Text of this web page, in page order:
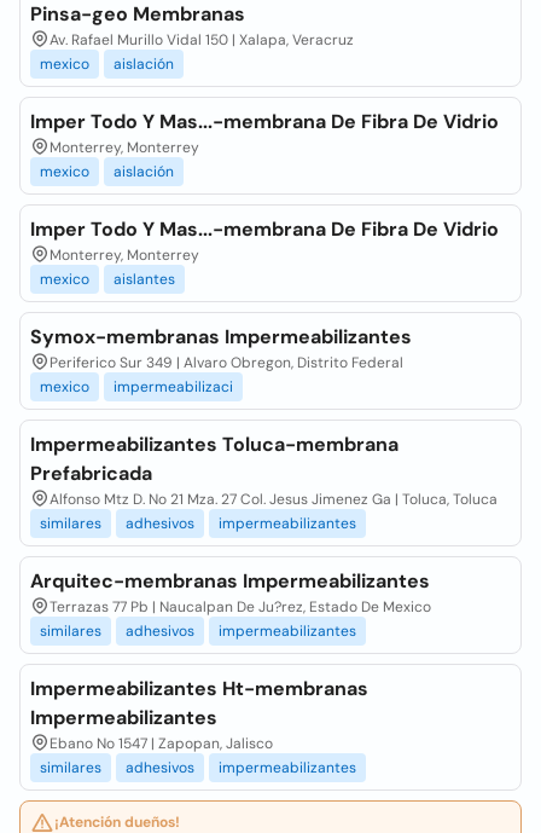
Pinsa-geo Membranas
Av. Rafael Murillo Vidal 150 | Xalapa, Veracruz
mexico
aislación
Imper Todo Y Mas...-membrana De Fibra De Vidrio
Monterrey, Monterrey
mexico
aislación
Imper Todo Y Mas...-membrana De Fibra De Vidrio
Monterrey, Monterrey
mexico
aislantes
Symox-membranas Impermeabilizantes
Periferico Sur 349 | Alvaro Obregon, Distrito Federal
mexico
impermeabilizaci
Impermeabilizantes Toluca-membrana
Prefabricada
Alfonso Mtz D. No 21 Mza. 27 Col. Jesus Jimenez Ga | Toluca, Toluca
similares
adhesivos impermeabilizantes
Arquitec-membranas Impermeabilizantes
Terrazas 77 Pb | Naucalpan De Ju?rez, Estado De Mexico
similares
adhesivos impermeabilizantes
Impermeabilizantes Ht-membranas
Impermeabilizantes
Ebano No 1547 | Zapopan, Jalisco
similares
adhesivos impermeabilizantes
¡Atención dueños!